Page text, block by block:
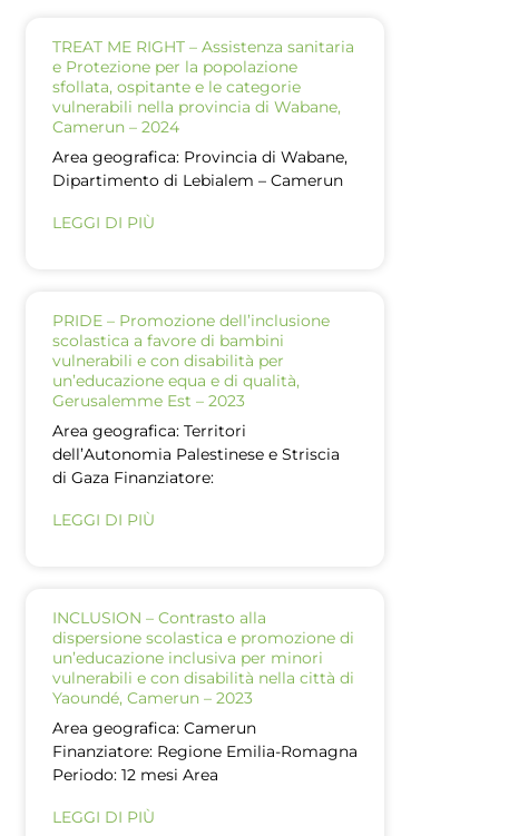
TREAT ME RIGHT – Assistenza sanitaria
e Protezione per la popolazione
sfollata, ospitante e le categorie
vulnerabili nella provincia di Wabane,
Camerun – 2024
Area geografica: Provincia di Wabane,
Dipartimento di Lebialem – Camerun
LEGGI DI PIÙ
PRIDE – Promozione dell’inclusione
scolastica a favore di bambini
vulnerabili e con disabilità per
un’educazione equa e di qualità,
Gerusalemme Est – 2023
Area geografica: Territori
dell’Autonomia Palestinese e Striscia
di Gaza Finanziatore:
LEGGI DI PIÙ
INCLUSION – Contrasto alla
dispersione scolastica e promozione di
un’educazione inclusiva per minori
vulnerabili e con disabilità nella città di
Yaoundé, Camerun – 2023
Area geografica: Camerun
Finanziatore: Regione Emilia-Romagna
Periodo: 12 mesi Area
LEGGI DI PIÙ